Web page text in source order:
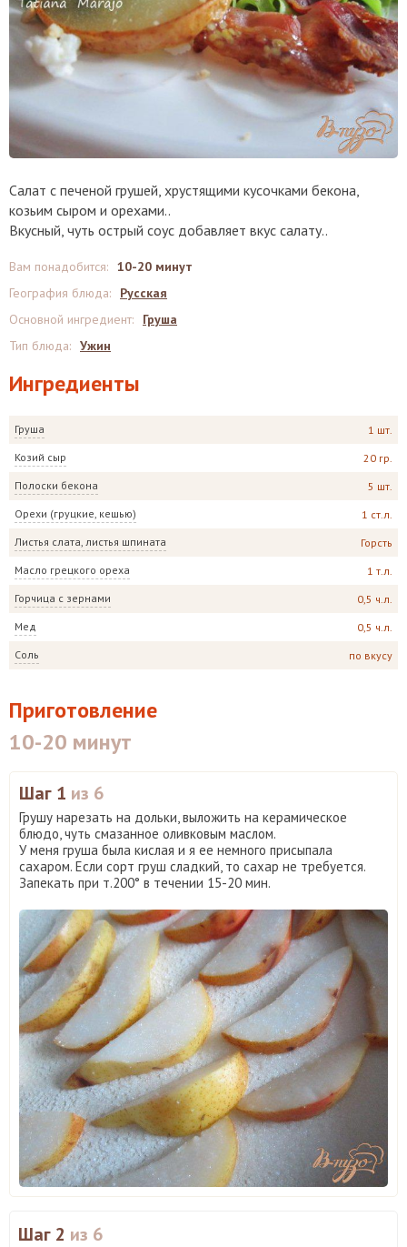
Салат с печеной грушей, хрустящими кусочками бекона,
козьим сыром и орехами..
Вкусный, чуть острый соус добавляет вкус салату..
Ингредиенты
Груша 1 шт.
Козий сыр 20 гр.
Полоски бекона 5 шт.
Орехи (груцкие, кешью) 1 ст.л.
Листья слата, листья шпината Горсть
Масло грецкого ореха 1 т.л.
Горчица с зернами 0,5 ч.л.
Мед 0,5 ч.л.
Соль по вкусу
Вам понадобится: 10-20 минут
География блюда:
Русская
Основной ингредиент:
Груша
Тип блюда: Ужин
Приготовление
10-20 минут
Шаг 1 из 6
Грушу нарезать на дольки, выложить на керамическое
блюдо, чуть смазанное оливковым маслом.
У меня груша была кислая и я ее немного присыпала
сахаром. Если сорт груш сладкий, то сахар не требуется.
Запекать при т.200° в течении 15-20 мин.
Шаг 2 из 6